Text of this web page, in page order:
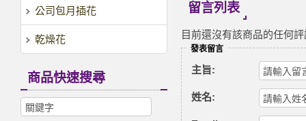
公司包月插花
乾燥花
商品快速搜尋
留言列表
目前還沒有該商品的任何
發表留言
主旨:
姓名: